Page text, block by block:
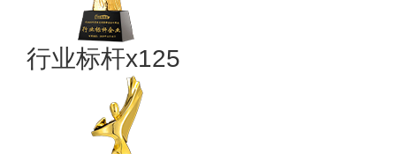
行业标杆x125